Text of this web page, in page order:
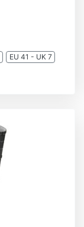
EU 41 - UK 7